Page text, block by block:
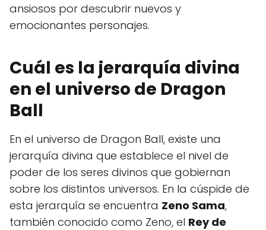
ansiosos por descubrir nuevos y
emocionantes personajes.
Cuál es la jerarquía divina
en el universo de Dragon
Ball
En el universo de Dragon Ball, existe una
jerarquía divina que establece el nivel de
poder de los seres divinos que gobiernan
sobre los distintos universos. En la cúspide de
esta jerarquía se encuentra Zeno Sama,
también conocido como Zeno, el Rey de